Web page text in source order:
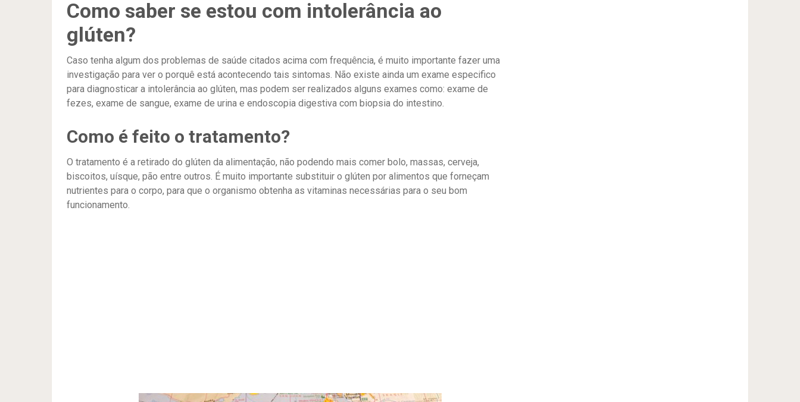
Como saber se estou com intolerância ao
glúten?
Caso tenha algum dos problemas de saúde citados acima com frequência, é muito importante fazer uma
investigação para ver o porquê está acontecendo tais sintomas. Não existe ainda um exame especifico
para diagnosticar a intolerância ao glúten, mas podem ser realizados alguns exames como: exame de
fezes, exame de sangue, exame de urina e endoscopia digestiva com biopsia do intestino.
Como é feito o tratamento?
O tratamento é a retirado do glúten da alimentação, não podendo mais comer bolo, massas, cerveja,
biscoitos, uísque, pão entre outros. É muito importante substituir o glúten por alimentos que forneçam
nutrientes para o corpo, para que o organismo obtenha as vitaminas necessárias para o seu bom
funcionamento.